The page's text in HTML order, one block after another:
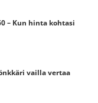
– Kun hinta kohtasi
vailla vertaa